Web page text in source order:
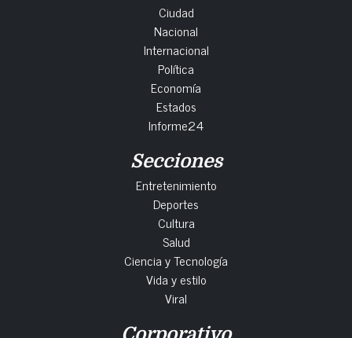
Ciudad
Nacional
Internacional
Política
Economía
Estados
Informe24
Secciones
Entretenimiento
Deportes
Cultura
Salud
Ciencia y Tecnología
Vida y estilo
Viral